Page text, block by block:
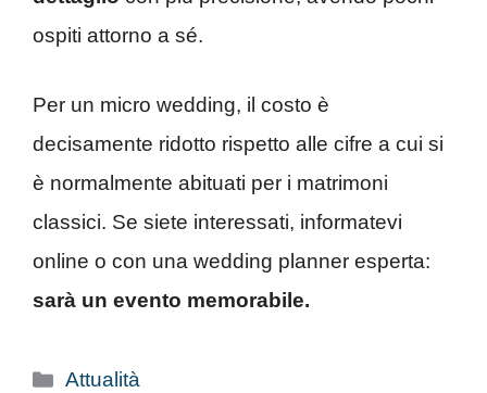
ospiti attorno a sé.
Per un micro wedding, il costo è
decisamente ridotto rispetto alle cifre a cui si
è normalmente abituati per i matrimoni
classici. Se siete interessati, informatevi
online o con una wedding planner esperta:
sarà un evento memorabile.
Categorie
Attualità